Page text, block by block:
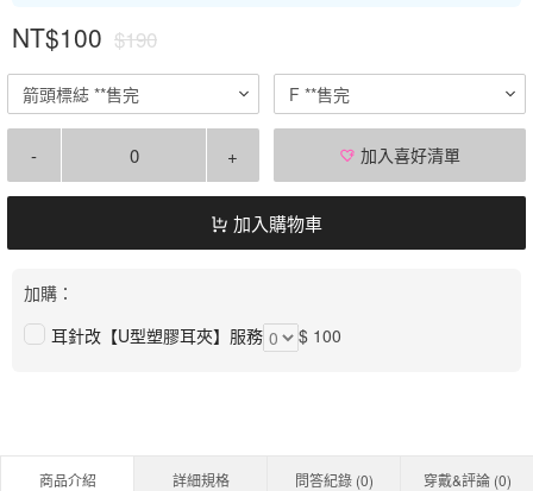
NT$100 $190
箭頭標綕 **售完 F **售完
- + 加入喜好清單
加入購物車
加購：
耳針改【U型塑膠耳夾】服務
$ 100
商品介紹 詳細規格 問答紀錄 (0) 穿戴&評論 (0)